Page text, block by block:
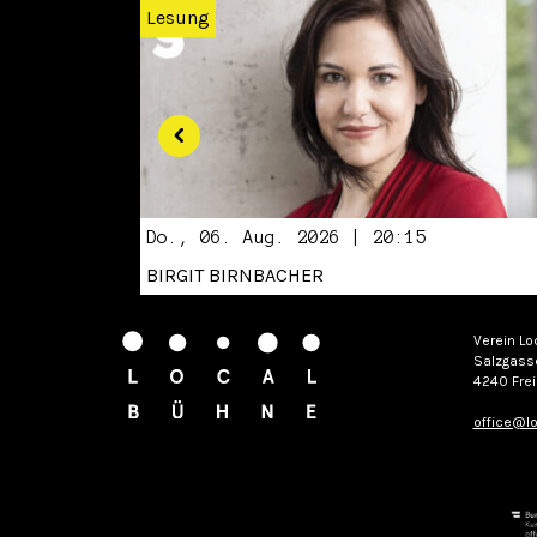
Lesung
Do., 06. Aug. 2026 | 20:15
BIRGIT BIRNBACHER
Verein
4240